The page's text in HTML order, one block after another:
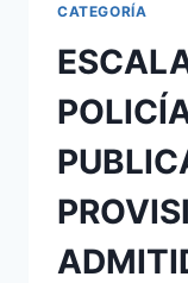
CATEGORÍA